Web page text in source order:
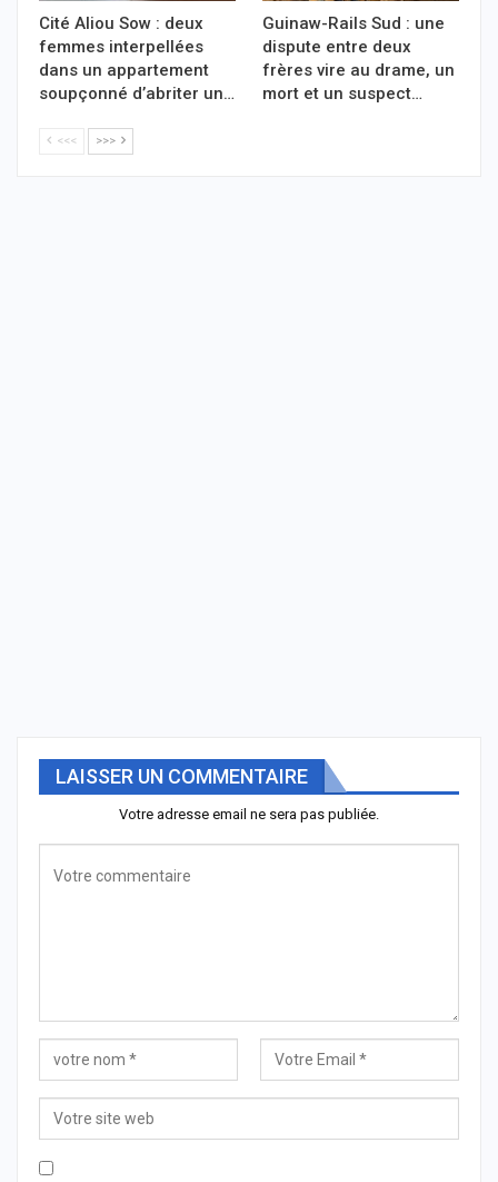
Cité Aliou Sow : deux
femmes interpellées
dans un appartement
soupçonné d’abriter un…
Guinaw-Rails Sud : une
dispute entre deux
frères vire au drame, un
mort et un suspect…
<<< >>>
LAISSER UN COMMENTAIRE
Votre adresse email ne sera pas publiée.